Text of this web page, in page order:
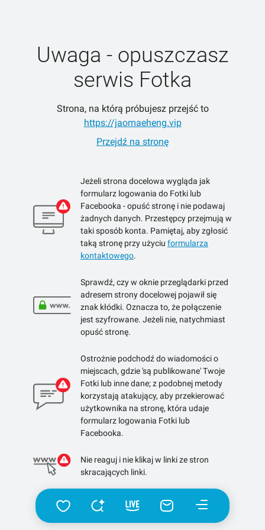
Uwaga - opuszczasz
serwis Fotka
Strona, na którą próbujesz przejść to
https://jaomaeheng.vip
Przejdź na stronę
Jeżeli strona docelowa wygląda jak
formularz logowania do Fotki lub
Facebooka - opuść stronę i nie podawaj
żadnych danych. Przestępcy przejmują w
taki sposób konta. Pamiętaj, aby zgłosić
taką stronę przy użyciu formularza
kontaktowego.
Sprawdź, czy w oknie przeglądarki przed
adresem strony docelowej pojawił się
znak kłódki. Oznacza to, że połączenie
jest szyfrowane. Jeżeli nie, natychmiast
opuść stronę.
Ostrożnie podchodź do wiadomości o
miejscach, gdzie 'są publikowane' Twoje
Fotki lub inne dane; z podobnej metody
korzystają atakujący, aby przekierować
użytkownika na stronę, która udaje
formularz logowania Fotki lub
Facebooka.
Nie reaguj i nie klikaj w linki ze stron
skracających linki.